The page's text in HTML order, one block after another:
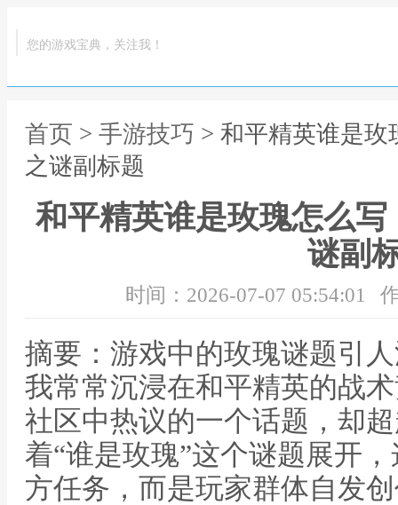
您的游戏宝典，关注我！
首页 > 手游技巧 > 和平精英谁是
之谜副标题
和平精英谁是玫瑰怎么
谜副
时间：2026-07-07 05:54:01
摘要：游戏中的玫瑰谜题引
我常常沉浸在和平精英的战
社区中热议的一个话题，却
着“谁是玫瑰”这个谜题展开
方任务，而是玩家群体自发